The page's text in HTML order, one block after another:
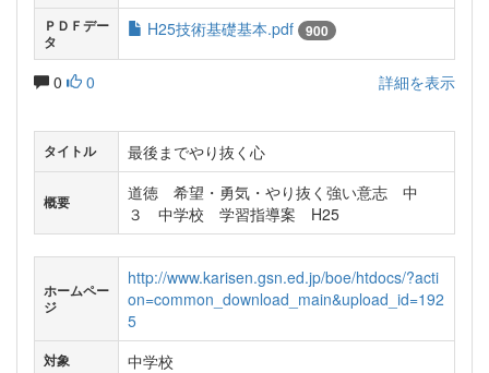
ＰＤＦデー
タ
H25技術基礎基本.pdf 900
0 0 詳細を表示
タイトル 最後までやり抜く心
概要
道徳 希望・勇気・やり抜く強い意志 中
３ 中学校 学習指導案 H25
ホームペー
ジ
http://www.karisen.gsn.ed.jp/boe/htdocs/?acti
on=common_download_main&upload_id=192
5
対象 中学校